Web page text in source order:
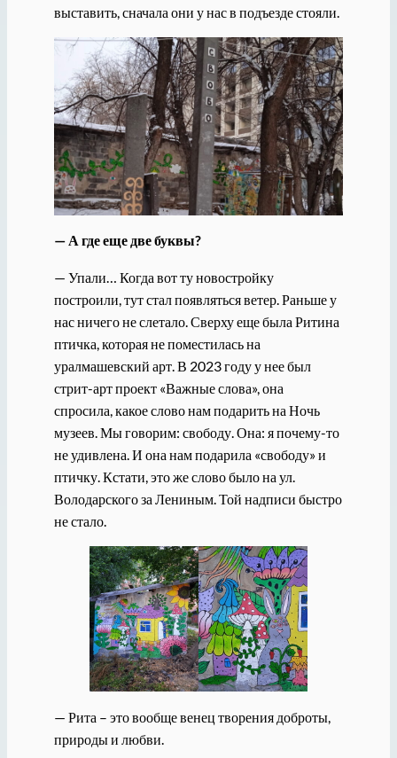
выставить, сначала они у нас в подъезде стояли.
— А где еще две буквы?
— Упали… Когда вот ту новостройку
построили, тут стал появляться ветер. Раньше у
нас ничего не слетало. Сверху еще была Ритина
птичка, которая не поместилась на
уралмашевский арт. В 2023 году у нее был
стрит-арт проект «Важные слова», она
спросила, какое слово нам подарить на Ночь
музеев. Мы говорим: свободу. Она: я почему-то
не удивлена. И она нам подарила «свободу» и
птичку. Кстати, это же слово было на ул.
Володарского за Лениным. Той надписи быстро
не стало.
— Рита – это вообще венец творения доброты,
природы и любви.